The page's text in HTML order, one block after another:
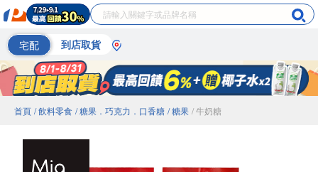
宅配 到店取貨
首頁 / 飲料零食 / 糖果．巧克力．口香糖 / 糖果 / 牛奶糖